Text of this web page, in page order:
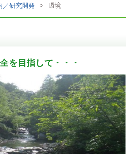
／研究開発 > 環境
を目指して・・・